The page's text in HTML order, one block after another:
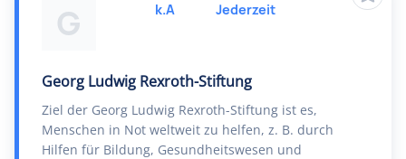
G
Georg Ludwig Rexroth-Stiftung
Ziel der Georg Ludwig Rexroth-Stiftung ist es,
Menschen in Not weltweit zu helfen, z. B. durch
Hilfen für Bildung, Gesundheitswesen und
k.A Jederzeit